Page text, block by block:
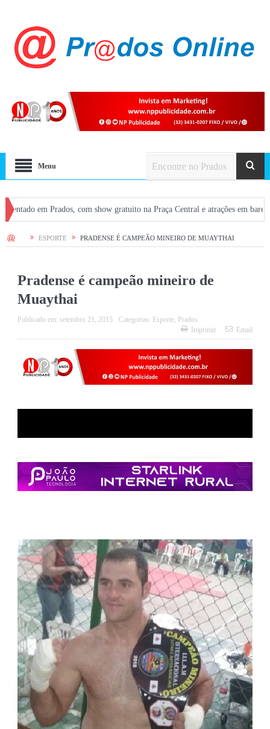
Menu
Prados, com show gratuito na Praça Central e atrações em bares
HOME ESPORTE PRADENSE É CAMPEÃO MINEIRO DE MUAYTHAI
Pradense é campeão mineiro de
Muaythai
Publicado em: setembro 21, 2015 Categorias: Esporte, Prados
Imprimir
Email